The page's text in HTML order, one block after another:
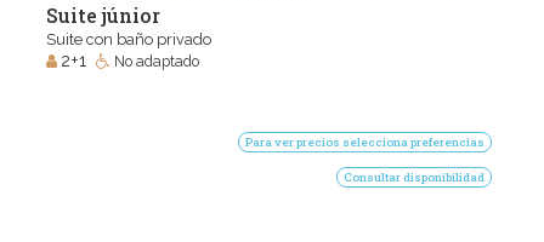
Suite júnior
Suite con baño privado
2+1 No adaptado
Para ver precios selecciona preferencias
Consultar disponibilidad